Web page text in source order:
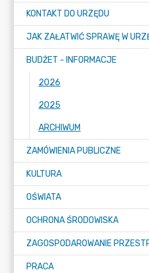
KONTAKT DO URZĘDU
BUDŻET - INFORMACJE
2026
2025
ARCHIWUM
ZAMÓWIENIA PUBLICZNE
KULTURA
OŚWIATA
OCHRONA ŚRODOWISKA
PRACA